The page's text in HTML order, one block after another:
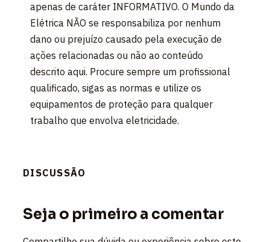
apenas de caráter INFORMATIVO. O Mundo da
Elétrica NÃO se responsabiliza por nenhum
dano ou prejuízo causado pela execução de
ações relacionadas ou não ao conteúdo
descrito aqui. Procure sempre um profissional
qualificado, sigas as normas e utilize os
equipamentos de proteção para qualquer
trabalho que envolva eletricidade.
DISCUSSÃO
Seja o primeiro a comentar